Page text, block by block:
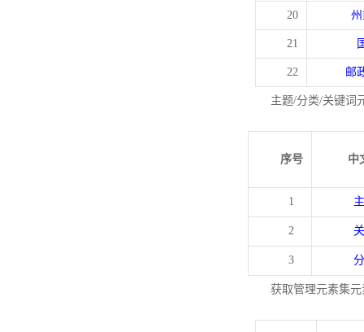
20
21
22 邮
主题/分类/关键词
序号 中
1
2
3
获取管理元素集